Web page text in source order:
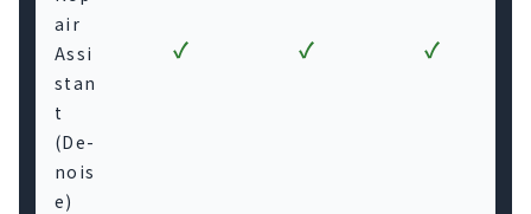
air
Assi
stan
t
(De-
nois
e)
✓ ✓ ✓